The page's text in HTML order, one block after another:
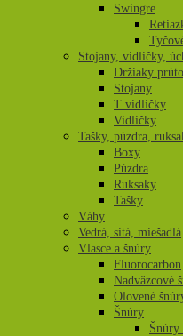
Swingre
Stojany, vidličky,
Držiaky
Stojany
T vidličky
Vidličky
Tašky, púzdra,
Boxy
Púzdra
Ruksaky
Tašky
Váhy
Vedrá, sitá, miešadlá
Vlasce a šnúry
Fluorocarbon
Nadväzcové
Olovené
Šnúry
Šnúry